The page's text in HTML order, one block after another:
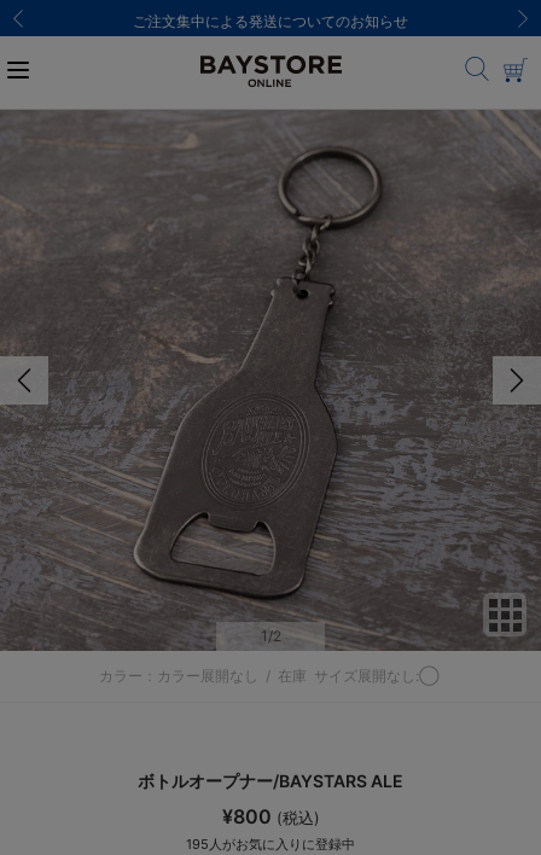
ご注文集中による発送についてのお知らせ
1 /2
カラー：カラー展開なし / 在庫 サイズ展開なし:◯
ボトルオープナー/BAYSTARS ALE
¥800 (税込)
195 人がお気に入りに登録中